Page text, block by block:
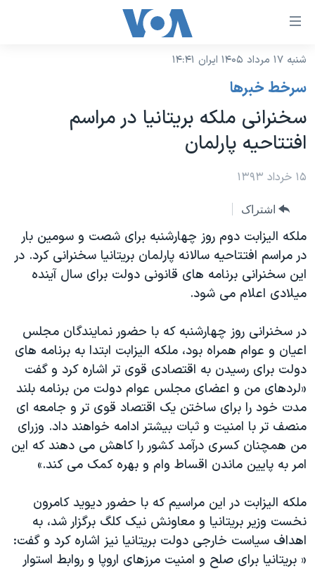
لینکهای
دسترسی
جهش
محتوای
اصلی
به
اصلی
جهش
به
جستجو
نسخه سبک وب‌سایت
موضوع ها
ایران
آمریکا
جهان
گزیده‌ها
ویژه برنامه‌ها
ویدیوها
فرهنگ و زندگی
حقوق شهروندی
اقتصادی
علم و فناوری
اسرائیل در جنگ
گالری عکس
برنامه های تلویزیونی
جدول برنامه ها
صفحه‌های ویژه
عملیات خشم حماسی
۲۵۰سالگی آمریکا
بایگانی برنامه‌های تلویزیونی
مستندها
انتخابات ریاست جمهوری آمریکا ۲۰۲۴
حمله جمهوری اسلامی به اسرائیل
رمز مهسا
ورزش زنان در ایران
اعتراضات زن، زندگی، آزادی
تریبونال مردمی آبان ۹۸
دادگاه حمید نوری
چهل سال گروگان‌گیری
فرکانس‌های صدای آمریکا
پخش رادیویی
یادگیری زبان انگلیسی
دنبال کنید
زبانهای مختلف
شنبه ۱۷ مرداد ۱۴۰۵ ایران ۱۴:۴۱
سرخط خبرها
سخنرانی ملکه بریتانیا در مراسم
افتتاحیه پارلمان
۱۵ خرداد ۱۳۹۳
اشتراک
ملکه الیزابت دوم روز چهارشنبه برای شصت و سومین بار
در مراسم افتتاحیه سالانه پارلمان بریتانیا سخنرانی کرد. در
این سخنرانی برنامه های قانونی دولت برای سال آینده
میلادی اعلام می شود.
در سخنرانی روز چهارشنبه​ که با حضور نمایندگان مجلس
اعیان و عوام همراه بود،​ ملکه الیزابت ابتدا به برنامه های
دولت برای رسیدن به اقتصادی قوی تر اشاره کرد و گفت
«لردهای من و اعضای مجلس عوام ​دولت من​ برنامه بلند
مدت خود را برای ساختن یک اقتصاد قوی تر و جامعه ای
منصف تر با امنیت و ثبات بیشتر ادامه خواهند داد. وزرای
من همچنان کسری درآمد کشور را کاهش می دهند که این
امر به پایین ماندن اقساط وام و بهره کمک می کند.»
ملکه الیزابت در این مراسیم که با حضور دیوید کامرون ​
نخست وزیر بریتانیا و معاونش نیک کلگ برگزار شد​، به
اهداف سیاست خارجی دولت بریتانیا نیز اشاره کرد و گفت:
« بریتانیا برای صلح و امنیت مرزهای اروپا و روابط استوار